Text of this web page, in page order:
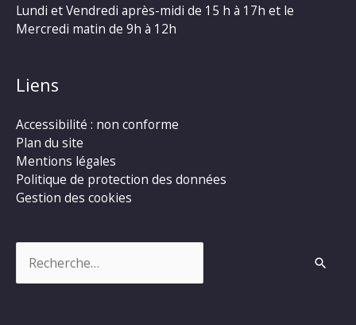
Lundi et Vendredi après-midi de 15 h à 17h et le
Mercredi matin de 9h à 12h
Liens
Accessibilité : non conforme
Plan du site
Mentions légales
Politique de protection des données
Gestion des cookies